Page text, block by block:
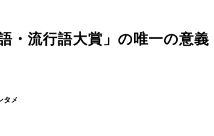
・流行語大賞」の唯一の意義
タメ